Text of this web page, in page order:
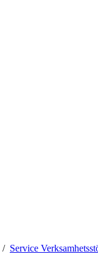
Service